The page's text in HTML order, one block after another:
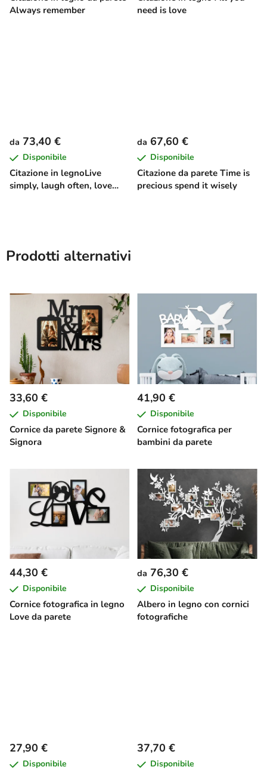
Always remember
need is love
Citazione in legnoLive
simply, laugh often, love
da 73,40 €
Disponibile
Citazione da parete Time is
precious spend it wisely
da 67,60 €
Disponibile
Prodotti alternativi
Cornice da parete Signore &
Signora
33,60 €
Disponibile
Cornice fotografica per
bambini da parete
41,90 €
Disponibile
Cornice fotografica in legno
Love da parete
44,30 €
Disponibile
Albero in legno con cornici
fotografiche
da 76,30 €
Disponibile
27,90 €
Disponibile
37,70 €
Disponibile